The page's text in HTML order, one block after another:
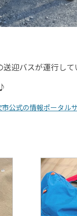
迎バスが運行し
公式の情報ポータル